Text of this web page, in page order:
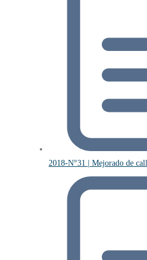
2018-N°31 | Mejorado de